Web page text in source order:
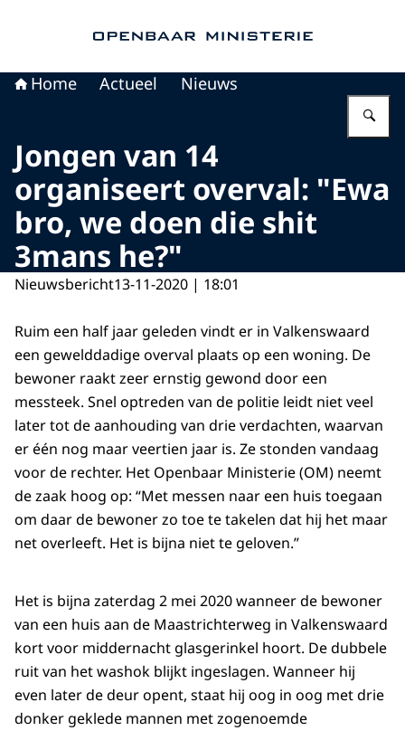
Home Actueel Nieuws
Jongen van 14
organiseert overval: "Ewa
bro, we doen die shit
3mans he?"
Nieuwsbericht13-11-2020 | 18:01
Ruim een half jaar geleden vindt er in Valkenswaard
een gewelddadige overval plaats op een woning. De
bewoner raakt zeer ernstig gewond door een
messteek. Snel optreden van de politie leidt niet veel
later tot de aanhouding van drie verdachten, waarvan
er één nog maar veertien jaar is. Ze stonden vandaag
voor de rechter. Het Openbaar Ministerie (OM) neemt
de zaak hoog op: “Met messen naar een huis toegaan
om daar de bewoner zo toe te takelen dat hij het maar
net overleeft. Het is bijna niet te geloven.”
Het is bijna zaterdag 2 mei 2020 wanneer de bewoner
van een huis aan de Maastrichterweg in Valkenswaard
kort voor middernacht glasgerinkel hoort. De dubbele
ruit van het washok blijkt ingeslagen. Wanneer hij
even later de deur opent, staat hij oog in oog met drie
donker geklede mannen met zogenoemde